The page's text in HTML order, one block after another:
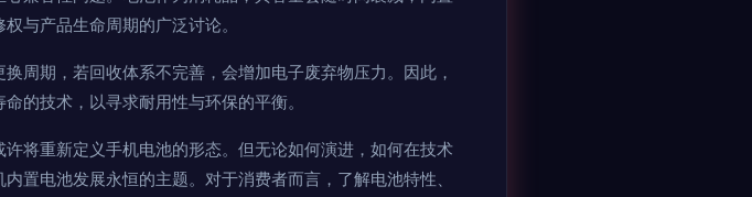
与产品生命周期的广泛讨论。
周期，若回收体系不完善，会增加电子废弃物压力。因此，
的技术，以寻求耐用性与环保的平衡。
将重新定义手机电池的形态。但无论如何演进，如何在技术
置电池发展永恒的主题。对于消费者而言，了解电池特性、